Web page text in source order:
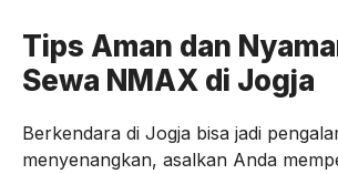
Tips Aman dan
Sewa NMAX di Jogja
Berkendara di Jogja bisa jadi
menyenangkan, asalkan Anda